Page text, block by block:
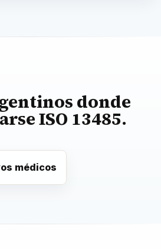
donde
ISO 13485.
médicos